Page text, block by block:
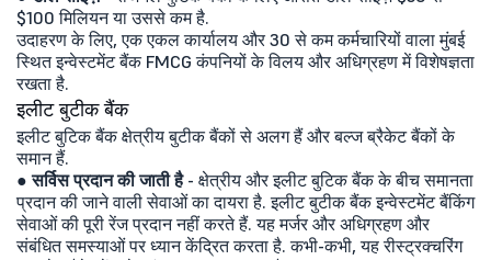
$100 मिलियन या उससे कम है.
उदाहरण के लिए, एक एकल कार्यालय और 30 से कम कर्मचारियों वाला मुंबई
स्थित इन्वेस्टमेंट बैंक FMCG कंपनियों के विलय और अधिग्रहण में विशेषज्ञता
रखता है.
इलीट बुटीक बैंक
इलीट बुटिक बैंक क्षेत्रीय बुटीक बैंकों से अलग हैं और बल्ज ब्रैकेट बैंकों के
समान हैं.
● सर्विस प्रदान की जाती है - क्षेत्रीय और इलीट बुटिक बैंक के बीच समानता
प्रदान की जाने वाली सेवाओं का दायरा है. इलीट बुटीक बैंक इन्वेस्टमेंट बैंकिंग
सेवाओं की पूरी रेंज प्रदान नहीं करते हैं. यह मर्जर और अधिग्रहण और
संबंधित समस्याओं पर ध्यान केंद्रित करता है. कभी-कभी, यह रीस्ट्रक्चरिंग